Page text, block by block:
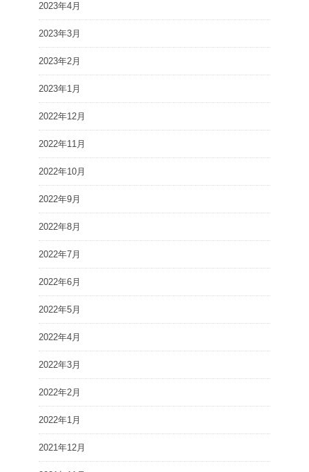
2023年4月
2023年3月
2023年2月
2023年1月
2022年12月
2022年11月
2022年10月
2022年9月
2022年8月
2022年7月
2022年6月
2022年5月
2022年4月
2022年3月
2022年2月
2022年1月
2021年12月